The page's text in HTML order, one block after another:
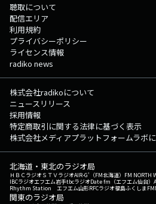
聴取について
配信エリア
利用規約
プライバシーポリシー
ライセンス情報
radiko news
株式会社radikoについて
ニュースリリース
採用情報
特定商取引に関する法律に基づく表示
株式会社メディアプラットフォームラボ
北海道・東北のラジオ局
ＨＢＣラジオＳＴＶラジオAIR-G'（FM北海道） FM NORTH
IBCラジオエフエム岩手tbcラジオDate fm（エフエム仙台）
Rhythm Station エフエム山形RFCラジオ福島ふくしまFM
関東のラジオ局